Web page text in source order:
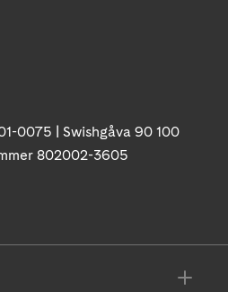
0075 | Swishgåva 90 100
802002-3605